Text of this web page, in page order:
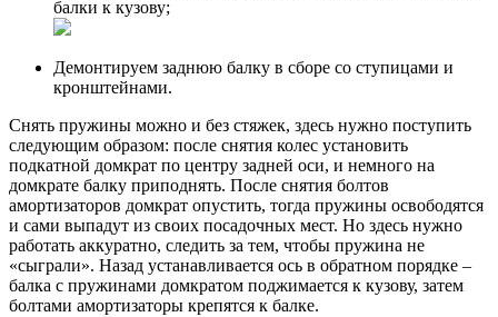
балки к кузову;
Демонтируем заднюю балку в сборе со ступицами и
кронштейнами.
Снять пружины можно и без стяжек, здесь нужно поступить
следующим образом: после снятия колес установить
подкатной домкрат по центру задней оси, и немного на
домкрате балку приподнять. После снятия болтов
амортизаторов домкрат опустить, тогда пружины освободятся
и сами выпадут из своих посадочных мест. Но здесь нужно
работать аккуратно, следить за тем, чтобы пружина не
«сыграли». Назад устанавливается ось в обратном порядке –
балка с пружинами домкратом поджимается к кузову, затем
болтами амортизаторы крепятся к балке.